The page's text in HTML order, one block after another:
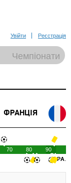
Увійти Реєстрація
ФРАНЦІЯ
70 80
90
ФРА.